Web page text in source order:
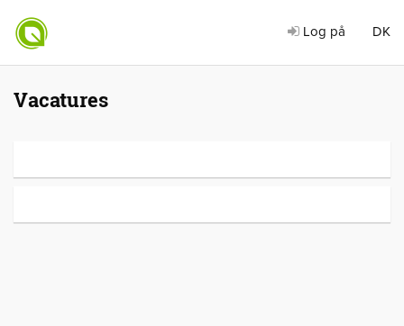
Log på DK
Vacatures